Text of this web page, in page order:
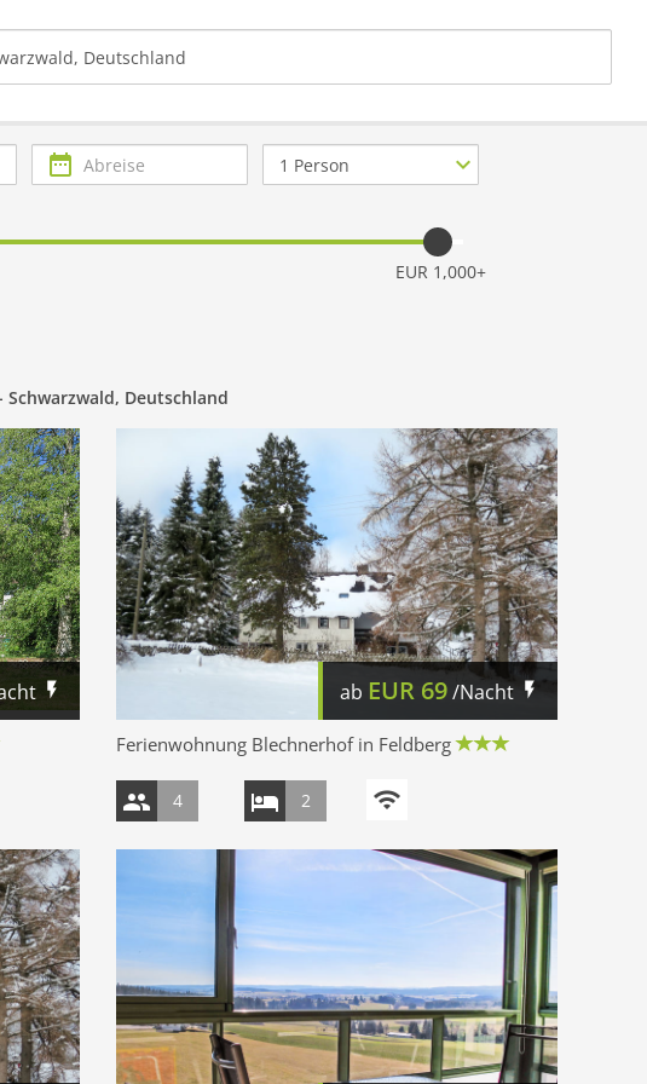
Abreise
Anzahl
Personen
EUR 1,000+
Schwarzwald, Deutschland
ab EUR 69/Nacht
Ferienwohnung Blechnerhof in Feldberg
4 2